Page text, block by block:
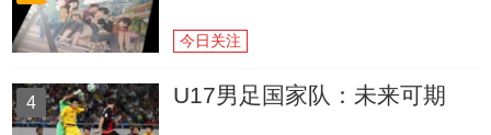
今日关注
4 U17男足国家队：未来可期